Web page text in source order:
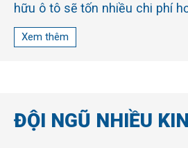
hữu ô tô sẽ tốn nhiều chi phí
phí bảo trì và sửa chữa, bảo
khấu hao, tiền thuế,…)
Đồng thời, sử dụng dịch vụ
gồm Tài xế của Green Leaf
thức chỉ một chi phí nhưng bao
Khách hàng chủ động hành
Xem thêm
ĐỘI NGŨ NHIỀU